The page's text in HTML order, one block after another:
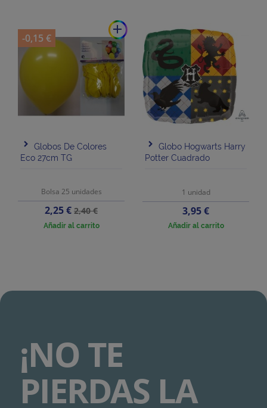
add
Globos De Colores
Eco 27cm TG
Bolsa 25 unidades
Precio
2,25 €Precio
base
2,40 €
Añadir al carrito
-0,15 €
Globo Hogwarts Harry
Potter Cuadrado
1 unidad
Precio
3,95 €
Añadir al carrito
¡NO TE
PIERDAS LA